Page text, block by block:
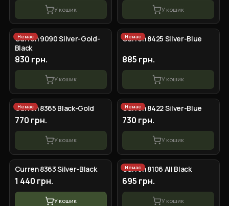
У кошик У кошик
Немає
Curren 9090 Silver-Gold-
Black
830 грн.
У кошик
Немає
Curren 8425 Silver-Blue
885 грн.
У кошик
Немає
Curren 8365 Black-Gold
770 грн.
У кошик
Немає
Curren 8422 Silver-Blue
730 грн.
У кошик
Curren 8363 Silver-Black
1 440 грн.
У кошик
Немає
Curren 8106 All Black
695 грн.
У кошик